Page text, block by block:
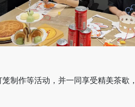
制作等活动，并一同享受精美茶歇